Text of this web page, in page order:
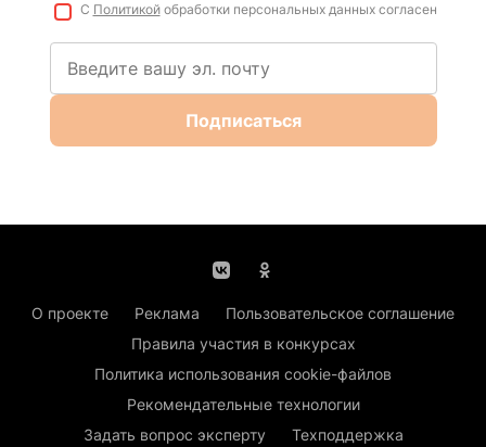
С Политикойобработки персональных данных согласен
Подписаться
О проекте Реклама
Пользовательское соглашение
Правила участия в конкурсах
Политика использования cookie-файлов
Рекомендательные технологии
Задать вопрос эксперту
Техподдержка